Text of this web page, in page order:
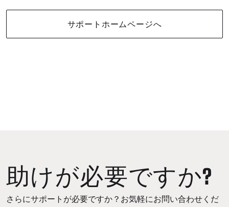
サポートホームページへ
助けが必要ですか?
さらにサポートが必要ですか？お気軽にお問い合わせくだ